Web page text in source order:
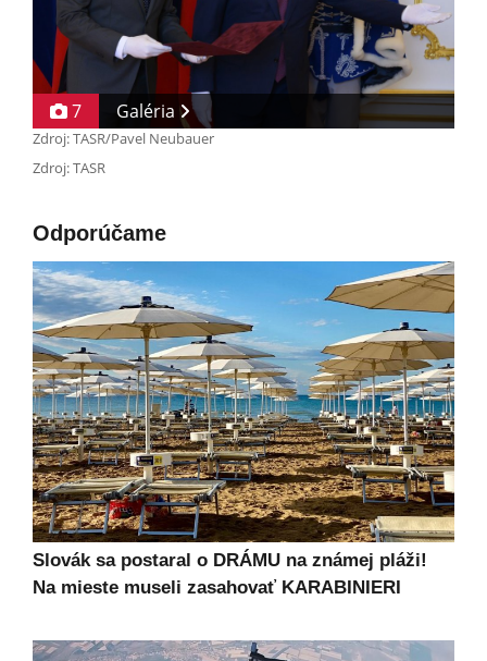
7 Galéria
Zdroj: TASR/Pavel Neubauer
Zdroj: TASR
Odporúčame
Slovák sa postaral o DRÁMU na známej pláži!
Na mieste museli zasahovať KARABINIERI